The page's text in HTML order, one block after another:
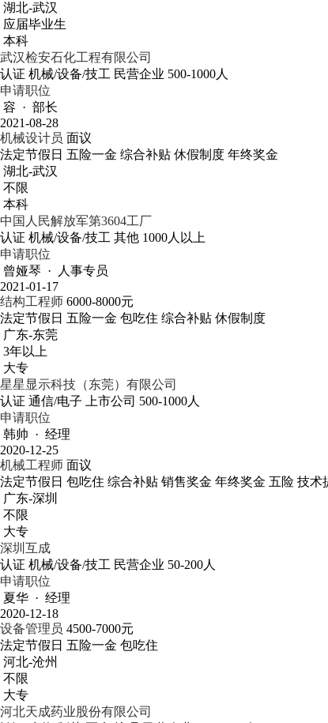
湖北-武汉
应届毕业生
本科
武汉检安石化工程有限公司
认证 机械/设备/技工 民营企业 500-1000人
申请职位
容 · 部长
2021-08-28
机械设计员 面议
法定节假日 五险一金 综合补贴 休假制度 年终奖金
湖北-武汉
不限
本科
中国人民解放军第3604工厂
认证 机械/设备/技工 其他 1000人以上
申请职位
曾娅琴 · 人事专员
2021-01-17
结构工程师 6000-8000元
法定节假日 五险一金 包吃住 综合补贴 休假制度
广东-东莞
3年以上
大专
星星显示科技（东莞）有限公司
认证 通信/电子 上市公司 500-1000人
申请职位
韩帅 · 经理
2020-12-25
机械工程师 面议
法定节假日 包吃住 综合补贴 销售奖金 年终奖金 五险 技术
广东-深圳
不限
大专
深圳互成
认证 机械/设备/技工 民营企业 50-200人
申请职位
夏华 · 经理
2020-12-18
设备管理员 4500-7000元
法定节假日 五险一金 包吃住
河北-沧州
不限
大专
河北天成药业股份有限公司